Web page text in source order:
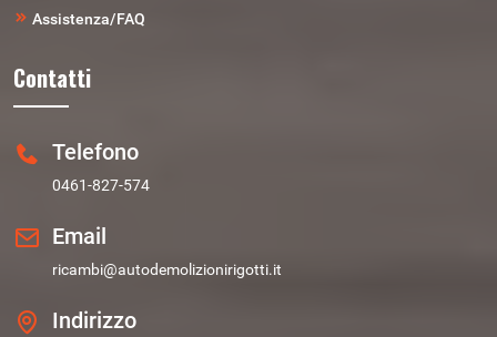
Assistenza/FAQ
Contatti
Telefono
0461-827-574
Email
ricambi@autodemolizionirigotti.it
Indirizzo